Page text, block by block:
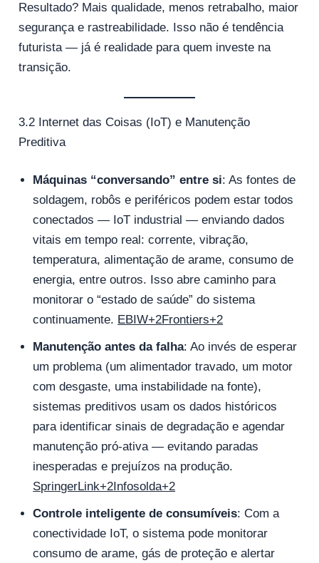
Resultado? Mais qualidade, menos retrabalho, maior
segurança e rastreabilidade. Isso não é tendência
futurista — já é realidade para quem investe na
transição.
3.2 Internet das Coisas (IoT) e Manutenção
Preditiva
Máquinas “conversando” entre si: As fontes de
soldagem, robôs e periféricos podem estar todos
conectados — IoT industrial — enviando dados
vitais em tempo real: corrente, vibração,
temperatura, alimentação de arame, consumo de
energia, entre outros. Isso abre caminho para
monitorar o “estado de saúde” do sistema
continuamente. EBIW+2Frontiers+2
Manutenção antes da falha: Ao invés de esperar
um problema (um alimentador travado, um motor
com desgaste, uma instabilidade na fonte),
sistemas preditivos usam os dados históricos
para identificar sinais de degradação e agendar
manutenção pró-ativa — evitando paradas
inesperadas e prejuízos na produção.
SpringerLink+2Infosolda+2
Controle inteligente de consumíveis: Com a
conectividade IoT, o sistema pode monitorar
consumo de arame, gás de proteção e alertar